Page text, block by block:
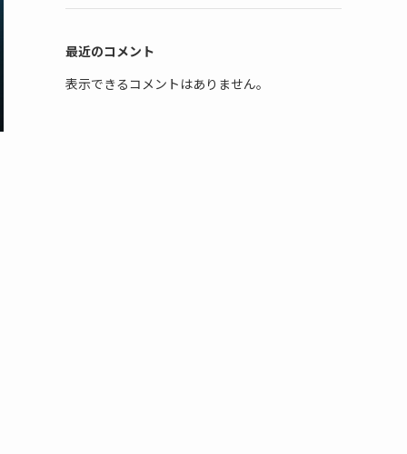
最近のコメント
表示できるコメントはありません。